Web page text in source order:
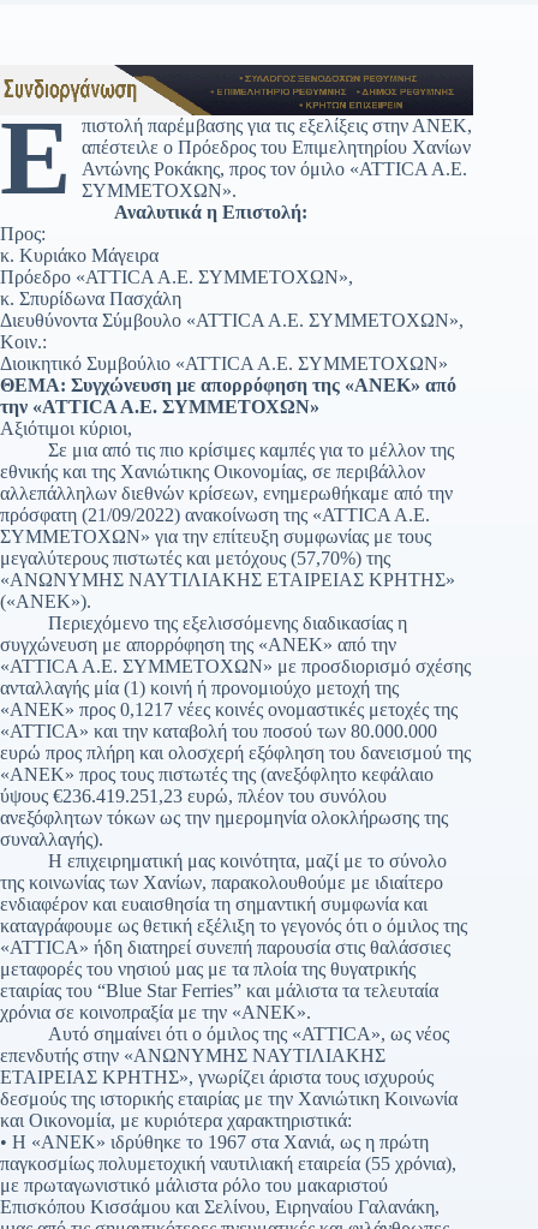
Ε
πιστολή παρέμβασης για τις εξελίξεις στην ΑΝΕΚ,
απέστειλε ο Πρόεδρος του Επιμελητηρίου Χανίων
Αντώνης Ροκάκης, προς τον όμιλο «ATTICA A.E.
ΣΥΜΜΕΤΟΧΩΝ».
Αναλυτικά η Επιστολή:
Προς:
κ. Κυριάκο Μάγειρα
Πρόεδρο «ATTICA A.E. ΣΥΜΜΕΤΟΧΩΝ»,
κ. Σπυρίδωνα Πασχάλη
Διευθύνοντα Σύμβουλο «ATTICA A.E. ΣΥΜΜΕΤΟΧΩΝ»,
Κοιν.:
Διοικητικό Συμβούλιο «ATTICA A.E. ΣΥΜΜΕΤΟΧΩΝ»
ΘΕΜΑ: Συγχώνευση με απορρόφηση της «ΑΝΕΚ» από
την «ATTICA A.E. ΣΥΜΜΕΤΟΧΩΝ»
Αξιότιμοι κύριοι,
Σε μια από τις πιο κρίσιμες καμπές για το μέλλον της
εθνικής και της Χανιώτικης Οικονομίας, σε περιβάλλον
αλλεπάλληλων διεθνών κρίσεων, ενημερωθήκαμε από την
πρόσφατη (21/09/2022) ανακοίνωση της «ATTICA A.E.
ΣΥΜΜΕΤΟΧΩΝ» για την επίτευξη συμφωνίας με τους
μεγαλύτερους πιστωτές και μετόχους (57,70%) της
«ΑΝΩΝΥΜΗΣ ΝΑΥΤΙΛΙΑΚΗΣ ΕΤΑΙΡΕΙΑΣ ΚΡΗΤΗΣ»
(«ΑΝΕΚ»).
Περιεχόμενο της εξελισσόμενης διαδικασίας η
συγχώνευση με απορρόφηση της «ΑΝΕΚ» από την
«ATTICA A.E. ΣΥΜΜΕΤΟΧΩΝ» με προσδιορισμό σχέσης
ανταλλαγής μία (1) κοινή ή προνομιούχο μετοχή της
«ΑΝΕΚ» προς 0,1217 νέες κοινές ονομαστικές μετοχές της
«ATTICA» και την καταβολή του ποσού των 80.000.000
ευρώ προς πλήρη και ολοσχερή εξόφληση του δανεισμού της
«ΑΝΕΚ» προς τους πιστωτές της (ανεξόφλητο κεφάλαιο
ύψους €236.419.251,23 ευρώ, πλέον του συνόλου
ανεξόφλητων τόκων ως την ημερομηνία ολοκλήρωσης της
συναλλαγής).
Η επιχειρηματική μας κοινότητα, μαζί με το σύνολο
της κοινωνίας των Χανίων, παρακολουθούμε με ιδιαίτερο
ενδιαφέρον και ευαισθησία τη σημαντική συμφωνία και
καταγράφουμε ως θετική εξέλιξη το γεγονός ότι ο όμιλος της
«ATTICA» ήδη διατηρεί συνεπή παρουσία στις θαλάσσιες
μεταφορές του νησιού μας με τα πλοία της θυγατρικής
εταιρίας του “Blue Star Ferries” και μάλιστα τα τελευταία
χρόνια σε κοινοπραξία με την «ANEK».
Αυτό σημαίνει ότι ο όμιλος της «ATTICA», ως νέος
επενδυτής στην «ΑΝΩΝΥΜΗΣ ΝΑΥΤΙΛΙΑΚΗΣ
ΕΤΑΙΡΕΙΑΣ ΚΡΗΤΗΣ», γνωρίζει άριστα τους ισχυρούς
δεσμούς της ιστορικής εταιρίας με την Χανιώτικη Κοινωνία
και Οικονομία, με κυριότερα χαρακτηριστικά:
• Η «ΑΝΕΚ» ιδρύθηκε το 1967 στα Χανιά, ως η πρώτη
παγκοσμίως πολυμετοχική ναυτιλιακή εταιρεία (55 χρόνια),
με πρωταγωνιστικό μάλιστα ρόλο του μακαριστού
Επισκόπου Κισσάμου και Σελίνου, Ειρηναίου Γαλανάκη,